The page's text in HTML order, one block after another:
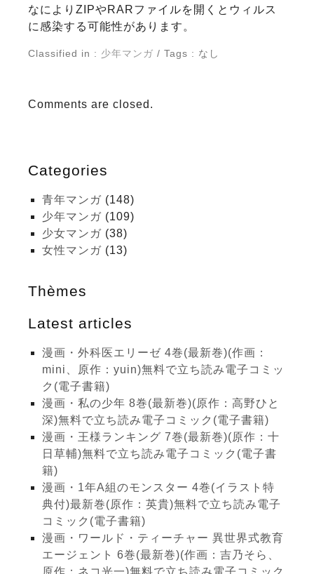
なによりZIPやRARファイルを開くとウィルス
に感染する可能性があります。
Classified in : 少年マンガ / Tags : なし
Comments are closed.
Categories
青年マンガ (148)
少年マンガ (109)
少女マンガ (38)
女性マンガ (13)
Thèmes
Latest articles
漫画・外科医エリーゼ 4巻(最新巻)(作画：
mini、原作：yuin)無料で立ち読み電子コミッ
ク(電子書籍)
漫画・私の少年 8巻(最新巻)(原作：高野ひと
深)無料で立ち読み電子コミック(電子書籍)
漫画・王様ランキング 7巻(最新巻)(原作：十
日草輔)無料で立ち読み電子コミック(電子書
籍)
漫画・1年A組のモンスター 4巻(イラスト特
典付)最新巻(原作：英貴)無料で立ち読み電子
コミック(電子書籍)
漫画・ワールド・ティーチャー 異世界式教育
エージェント 6巻(最新巻)(作画：吉乃そら、